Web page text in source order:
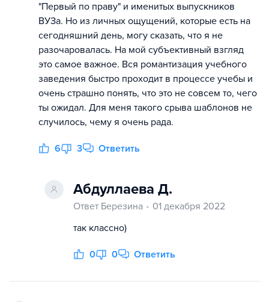
"Первый по праву" и именитых выпускников
ВУЗа. Но из личных ощущений, которые есть на
сегодняшний день, могу сказать, что я не
разочаровалась. На мой субъективный взгляд
это самое важное. Вся романтизация учебного
заведения быстро проходит в процессе учебы и
очень страшно понять, что это не совсем то, чего
ты ожидал. Для меня такого срыва шаблонов не
случилось, чему я очень рада.
6 3 Ответить
Абдуллаева Д.
Ответ Березина
01 декабря 2022
так классно)
0 0 Ответить